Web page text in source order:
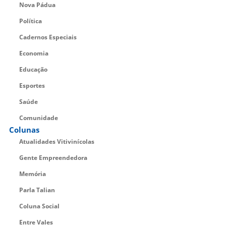
Nova Pádua
Política
Cadernos Especiais
Economia
Educação
Esportes
Saúde
Comunidade
Colunas
Atualidades Vitivinícolas
Gente Empreendedora
Memória
Parla Talian
Coluna Social
Entre Vales